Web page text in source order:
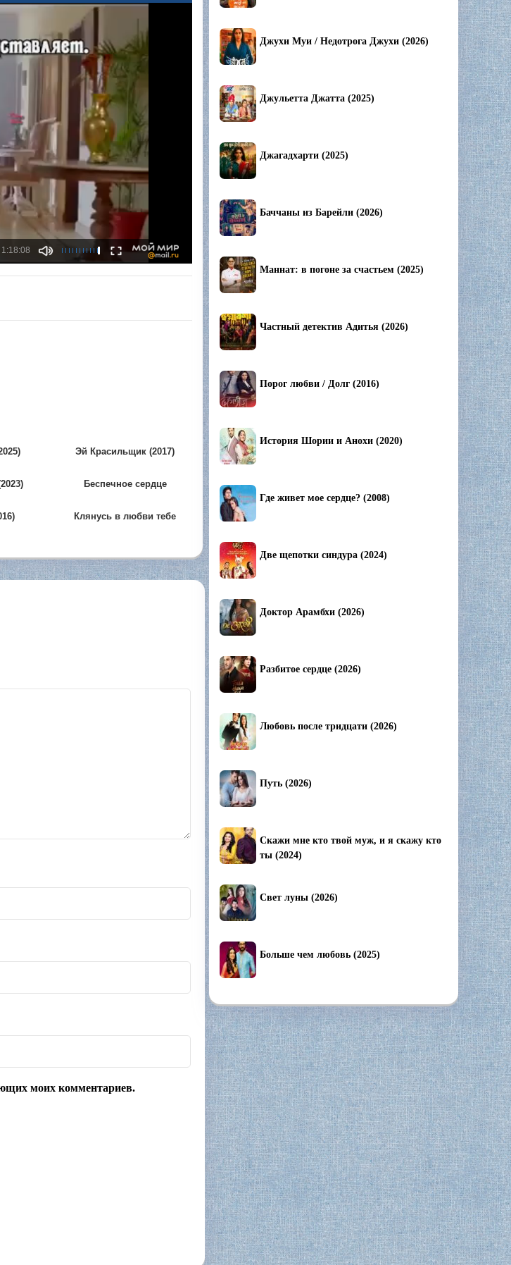
Эй Красильщик (2017)
Беспечное сердце
Клянусь в любви тебе
моих комментариев.
Джухи Муи / Недотрога Джухи (2026)
Джульетта Джатта (2025)
Джагадхарти (2025)
Баччаны из Барейли (2026)
Маннат: в погоне за счастьем (2025)
Частный детектив Адитья (2026)
Порог любви / Долг (2016)
История Шории и Анохи (2020)
Где живет мое сердце? (2008)
Две щепотки синдура (2024)
Доктор Арамбхи (2026)
Разбитое сердце (2026)
Любовь после тридцати (2026)
Путь (2026)
Скажи мне кто твой муж, и я скажу кто
ты (2024)
Свет луны (2026)
Больше чем любовь (2025)